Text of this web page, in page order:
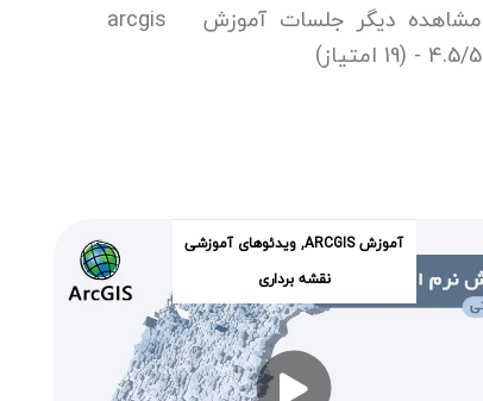
مشاهده دیگر جلسات آموزش arcgis
4.5/5 - (19 امتیاز)
آموزش ARCGIS ,ویدئوهای آموزشی
نقشه برداری